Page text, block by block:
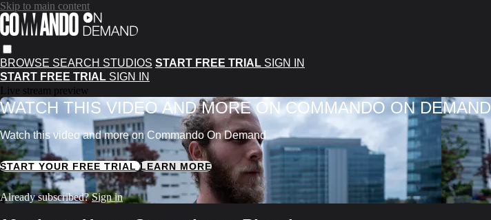
Skip to main content
BROWSE SEARCH STUDIOS START FREE TRIAL SIGN IN
START FREE TRIAL SIGN IN
Live stream preview
WATCH THIS VIDEO AND MORE ON COMMANDO ON DEMAND
Watch this video and more on Commando On Demand
START YOUR FREE TRIALLEARN MORE
Already subscribed?Sign in